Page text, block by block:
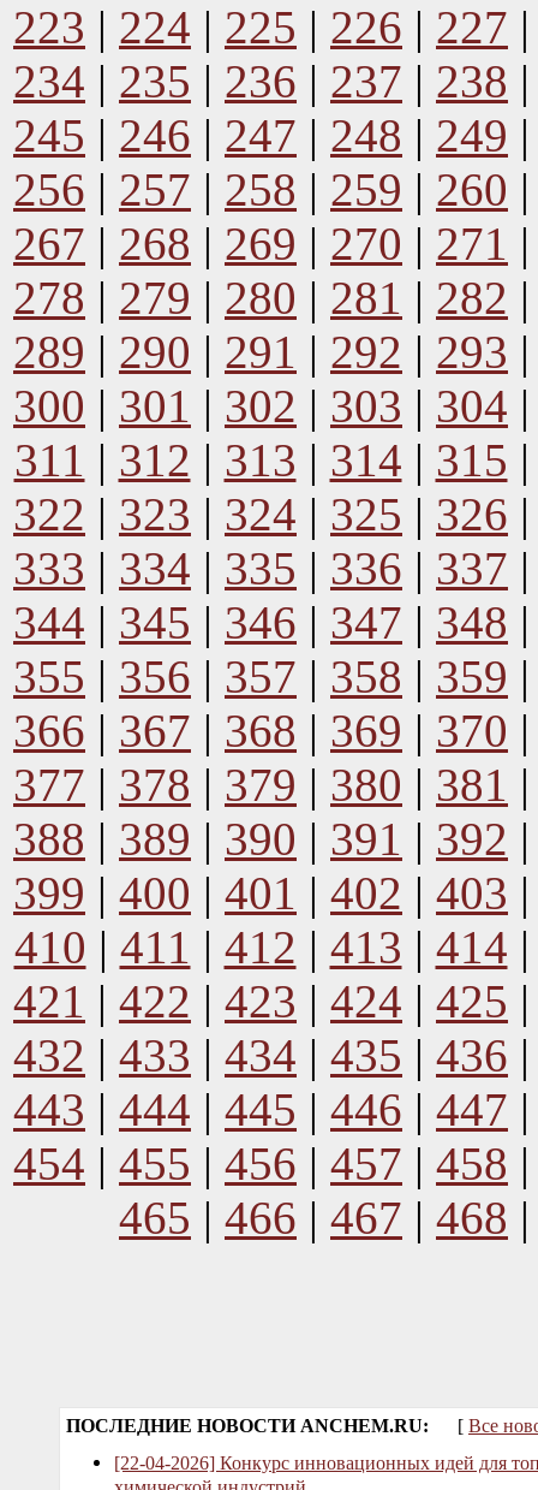
223 | 224 | 225 | 226 | 227
234 | 235 | 236 | 237 | 238
245 | 246 | 247 | 248 | 249
256 | 257 | 258 | 259 | 260
267 | 268 | 269 | 270 | 271
278 | 279 | 280 | 281 | 282
289 | 290 | 291 | 292 | 293
300 | 301 | 302 | 303 | 304
311 | 312 | 313 | 314 | 315
322 | 323 | 324 | 325 | 326
333 | 334 | 335 | 336 | 337
344 | 345 | 346 | 347 | 348
355 | 356 | 357 | 358 | 359
366 | 367 | 368 | 369 | 370
377 | 378 | 379 | 380 | 381
388 | 389 | 390 | 391 | 392
399 | 400 | 401 | 402 | 403
410 | 411 | 412 | 413 | 414
421 | 422 | 423 | 424 | 425
432 | 433 | 434 | 435 | 436
443 | 444 | 445 | 446 | 447
454 | 455 | 456 | 457 | 458
465 | 466 | 467 | 468
ПОСЛЕДНИЕ НОВОСТИ ANCHEM.RU: [ Все
[22-04-2026] Конкурс инновационных идей для